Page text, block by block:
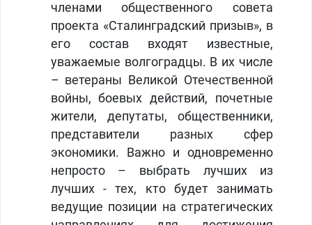
членами общественного совета
проекта «Сталинградский призыв», в
его состав входят известные,
уважаемые волгоградцы. В их числе
– ветераны Великой Отечественной
войны, боевых действий, почетные
жители, депутаты, общественники,
представители разных сфер
экономики. Важно и одновременно
непросто – выбрать лучших из
лучших - тех, кто будет занимать
ведущие позиции на стратегических